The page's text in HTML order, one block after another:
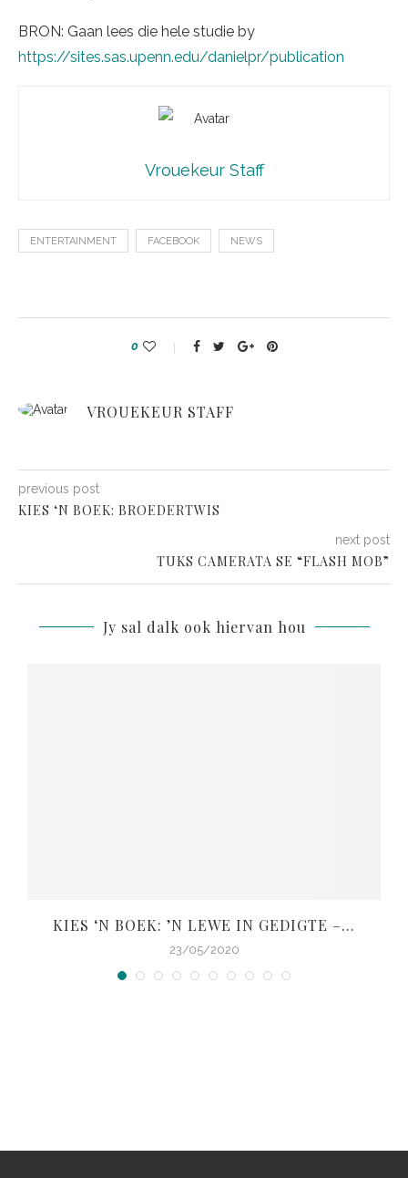
BRON: Gaan lees die hele studie by
https://sites.sas.upenn.edu/danielpr/publication
Vrouekeur Staff
ENTERTAINMENT FACEBOOK NEWS
0
VROUEKEUR STAFF
previous post
KIES ‘N BOEK: BROEDERTWIS
next post
TUKS CAMERATA SE “FLASH MOB”
Jy sal dalk ook hiervan hou
KIES ‘N BOEK: ’N LEWE IN GEDIGTE –...
23/05/2020